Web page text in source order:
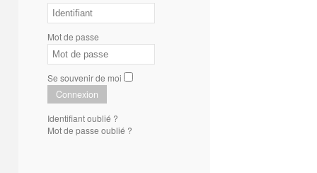
Mot de passe
Se souvenir de moi
Connexion
Identifiant oublié ?
Mot de passe oublié ?